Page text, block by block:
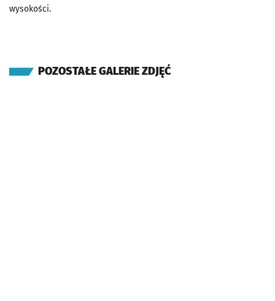
wysokości.
POZOSTAŁE GALERIE ZDJĘĆ